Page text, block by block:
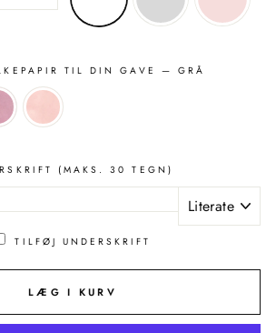
TIL DIN GAVE — GRÅ
(MAKS. 30 TEGN)
Literate
TILFØJ UNDERSKRIFT
LÆG I KURV